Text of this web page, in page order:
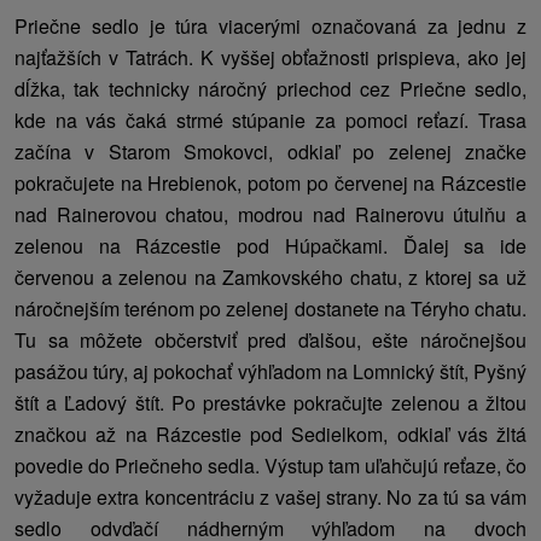
Priečne sedlo je túra viacerými označovaná za jednu z
najťažších v Tatrách. K vyššej obťažnosti prispieva, ako jej
dĺžka, tak technicky náročný priechod cez Priečne sedlo,
kde na vás čaká strmé stúpanie za pomoci reťazí. Trasa
začína v Starom Smokovci, odkiaľ po zelenej značke
pokračujete na Hrebienok, potom po červenej na Rázcestie
nad Rainerovou chatou, modrou nad Rainerovu útulňu a
zelenou na Rázcestie pod Húpačkami. Ďalej sa ide
červenou a zelenou na Zamkovského chatu, z ktorej sa už
náročnejším terénom po zelenej dostanete na Téryho chatu.
Tu sa môžete občerstviť pred ďalšou, ešte náročnejšou
pasážou túry, aj pokochať výhľadom na Lomnický štít, Pyšný
štít a Ľadový štít. Po prestávke pokračujte zelenou a žltou
značkou až na Rázcestie pod Sedielkom, odkiaľ vás žltá
povedie do Priečneho sedla. Výstup tam uľahčujú reťaze, čo
vyžaduje extra koncentráciu z vašej strany. No za tú sa vám
sedlo odvďačí nádherným výhľadom na dvoch